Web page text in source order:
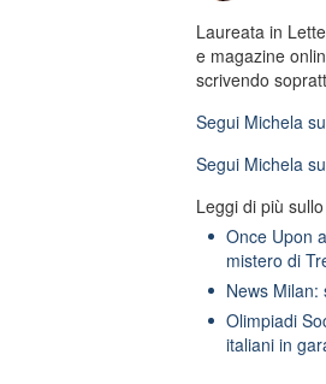
Laureata in
e magazine
scrivendo
Segui Michela
Segui Michela
Leggi di più
Once Upon
mistero di
News
Olimpiadi
italiani in